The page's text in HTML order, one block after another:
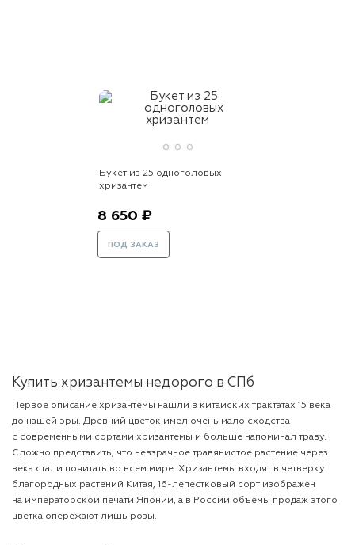
Букет из 25 одноголовых
хризантем
8 650 ₽
ПОД ЗАКАЗ
Купить хризантемы недорого в СПб
Первое описание хризантемы нашли в китайских трактатах 15 века
до нашей эры. Древний цветок имел очень мало сходства
с современными сортами хризантемы и больше напоминал траву.
Сложно представить, что невзрачное травянистое растение через
века стали почитать во всем мире. Хризантемы входят в четверку
благородных растений Китая, 16-лепестковый сорт изображен
на императорской печати Японии, а в России объемы продаж этого
цветка опережают лишь розы.